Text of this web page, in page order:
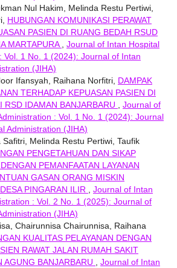
Nul Hakim, Melinda Restu Pertiwi,
HUBUNGAN KOMUNIKASI PERAWAT
PASIEN DI RUANG BEDAH RSUD
MARTAPURA, Journal of Intan Hospital
Vol. 1 No. 1 (2024): Journal of Intan
(JIHA)
Ifansyah, Raihana Norfitri, DAMPAK
TERHADAP KEPUASAN PASIEN DI
RSD IDAMAN BANJARBARU , Journal of
: Vol. 1 No. 1 (2024): Journal
Administration (JIHA)
Safitri, Melinda Restu Pertiwi, Taufik
PENGETAHUAN DAN SIKAP
PEMANFAATAN LAYANAN
GASAN ORANG MISKIN
PINGARAN ILIR , Journal of Intan
: Vol. 2 No. 1 (2025): Journal of
(JIHA)
Chairunnisa Chairunnisa, Raihana
KUALITAS PELAYANAN DENGAN
RAWAT JALAN RUMAH SAKIT
AGUNG BANJARBARU , Journal of Intan